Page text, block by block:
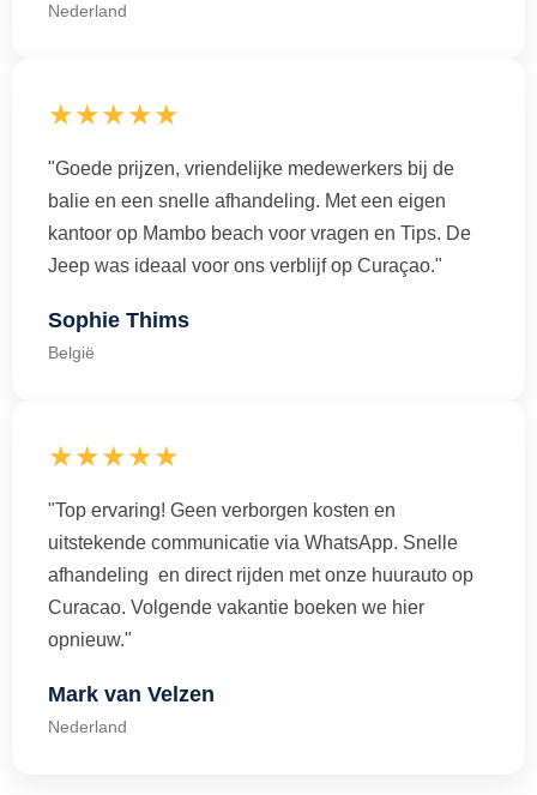
Nederland
★★★★★
"Goede prijzen, vriendelijke medewerkers bij de
balie en een snelle afhandeling. Met een eigen
kantoor op Mambo beach voor vragen en Tips. De
Jeep was ideaal voor ons verblijf op Curaçao."
Sophie Thims
België
★★★★★
"Top ervaring! Geen verborgen kosten en
uitstekende communicatie via WhatsApp. Snelle
afhandeling en direct rijden met onze huurauto op
Curacao. Volgende vakantie boeken we hier
opnieuw."
Mark van Velzen
Nederland